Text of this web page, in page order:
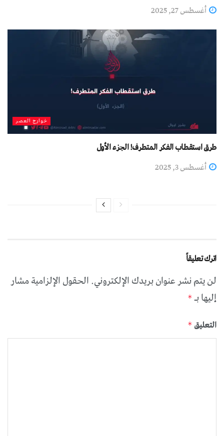
أغسطس 27, 2025
خوارج العصر
طرق استقطاب الفكر المتطرف! الجزء الأول
أغسطس 3, 2025
اترك تعليقاً
لن يتم نشر عنوان بريدك الإلكتروني.الحقول الإلزامية مشار
إليها بـ *
التعليق *